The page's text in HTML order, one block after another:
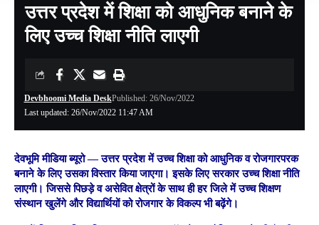
Devbhoomi Media>Blog>NATIONAL>Uttar Pradesh>उत्तर प्रदेश में शिक्षा को आधुनिक बनाने के लिए उच्च शिक्षा नीति लाएगी
उत्तर प्रदेश में शिक्षा को आधुनिक बनाने के
लिए उच्च शिक्षा नीति लाएगी
Last updated: 26/Nov/2022 11:47 AM
Devbhoomi Media DeskPublished: 26/Nov/2022
देवभूमि मीडिया ब्यूरो —उत्तर प्रदेश में उच्च शिक्षा को आधुनिक व रोजगारपरक
बनाने के लिए उसका विस्तार किया जाएगा। इसके लिए सरकार उच्च शिक्षा नीति
लाएगी। जिससे पिछड़े व असेवित क्षेत्रों के साथ ही हर जिले में उच्च शिक्षण
संस्थान खुलेंगे और विद्यार्थियों को रोजगार के विकल्प भी बढ़ेंगे।